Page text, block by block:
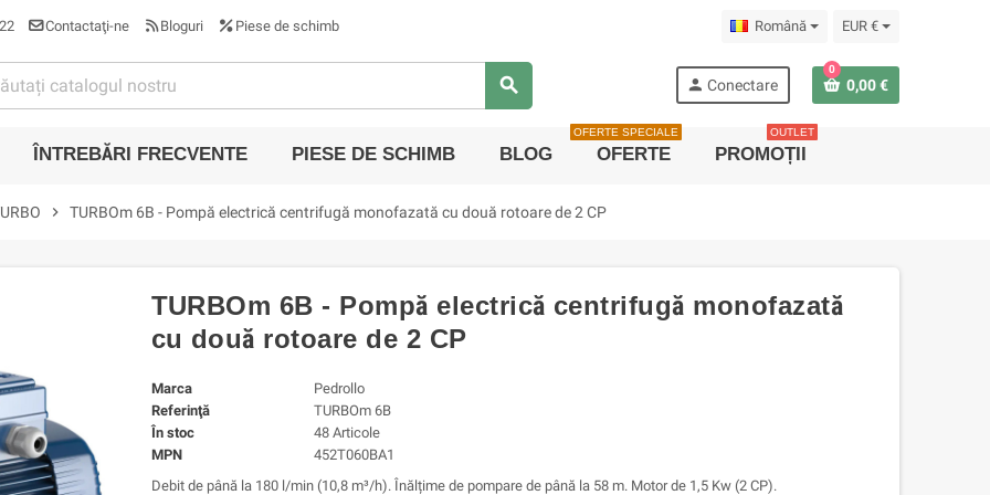
Contactaţi-ne Bloguri Piese de schimb Română EUR €
search person Conectare
0
0,00 €
ÎNTREBĂRI FRECVENTE PIESE DE SCHIMB BLOG OFERTE
OFERTE SPECIALE
PROMOȚII
OUTLET
chevron_right TURBOm 6B - Pompă electrică centrifugă monofazată cu două rotoare de 2 CP
TURBOm 6B - Pompă electrică centrifugă monofazată
cu două rotoare de 2 CP
Marca
Pedrollo
Referinţă
TURBOm 6B
În stoc
48 Articole
MPN
452T060BA1
Debit de până la 180 l/min (10,8 m³/h). Înălțime de pompare de până la 58 m. Motor de 1,5 Kw (2 CP).